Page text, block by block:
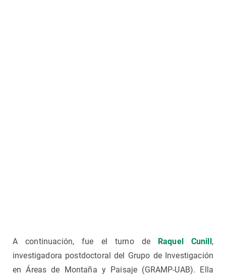
A continuación, fue el turno de Raquel Cunill ,
investigadora postdoctoral del Grupo de Investigación
en Áreas de Montaña y Paisaje (GRAMP-UAB). Ella